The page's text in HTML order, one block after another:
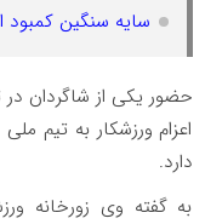
سایه سنگین کمبود
حضور یکی از شاگردان
اعزام ورزشکار به تیم
دارد.
به گفته وی زورخانه